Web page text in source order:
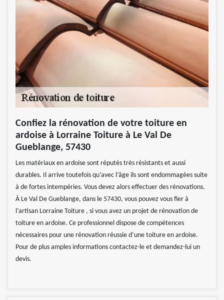
Confiez la rénovation de votre toiture en
ardoise à Lorraine Toiture à Le Val De
Gueblange, 57430
Les matériaux en ardoise sont réputés très résistants et aussi
durables. Il arrive toutefois qu’avec l’âge ils sont endommagées suite
à de fortes intempéries. Vous devez alors effectuer des rénovations.
À Le Val De Gueblange, dans le 57430, vous pouvez vous fier à
l’artisan Lorraine Toiture , si vous avez un projet de rénovation de
toiture en ardoise. Ce professionnel dispose de compétences
nécessaires pour une rénovation réussie d’une toiture en ardoise.
Pour de plus amples informations contactez-le et demandez-lui un
devis.